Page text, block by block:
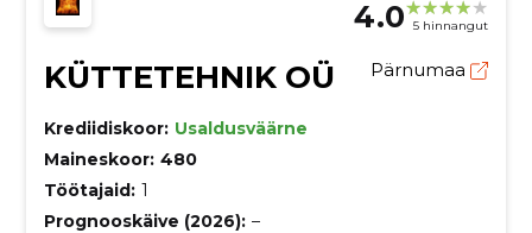
4.0 5 hinnangut
KÜTTETEHNIK OÜ Pärnumaa
Krediidiskoor: Usaldusväärne
Maineskoor: 480
Töötajaid: 1
Prognooskäive (2026): –